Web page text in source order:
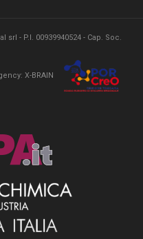
- P.I. 00939940524 - Cap. Soc.
X-BRAIN